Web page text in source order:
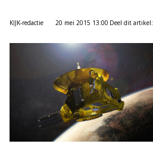
KIJK-redactie 20 mei 2015 13:00 Deel dit artikel: